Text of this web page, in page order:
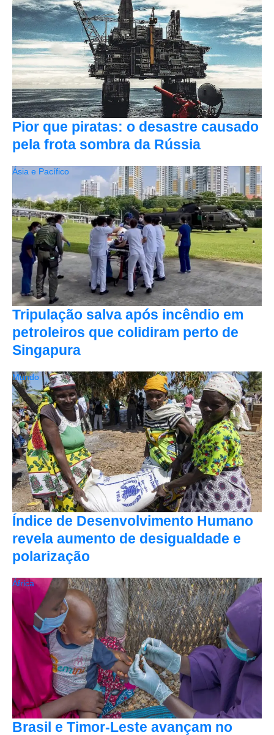
Pior que piratas: o desastre causado
pela frota sombra da Rússia
Tripulação salva após incêndio em
petroleiros que colidiram perto de
Singapura
Ásia e Pacífico
Índice de Desenvolvimento Humano
revela aumento de desigualdade e
polarização
Mundo
Brasil e Timor-Leste avançam no
África